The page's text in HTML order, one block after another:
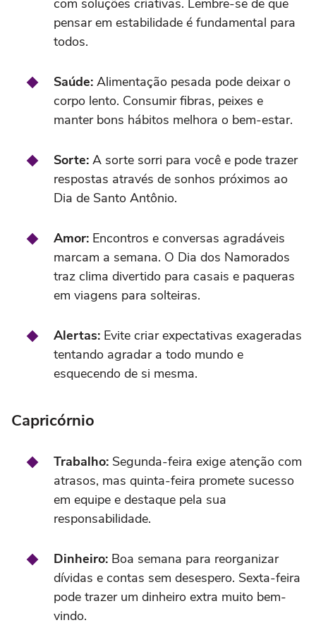
pensar em estabilidade é fundamental para
todos.
Saúde: Alimentação pesada pode deixar o
corpo lento. Consumir fibras, peixes e
manter bons hábitos melhora o bem-estar.
Sorte: A sorte sorri para você e pode trazer
respostas através de sonhos próximos ao
Dia de Santo Antônio.
Amor: Encontros e conversas agradáveis
marcam a semana. O Dia dos Namorados
traz clima divertido para casais e paqueras
em viagens para solteiras.
Alertas: Evite criar expectativas exageradas
tentando agradar a todo mundo e
esquecendo de si mesma.
Capricórnio
Trabalho: Segunda-feira exige atenção com
atrasos, mas quinta-feira promete sucesso
em equipe e destaque pela sua
responsabilidade.
Dinheiro: Boa semana para reorganizar
dívidas e contas sem desespero. Sexta-feira
pode trazer um dinheiro extra muito bem-
vindo.